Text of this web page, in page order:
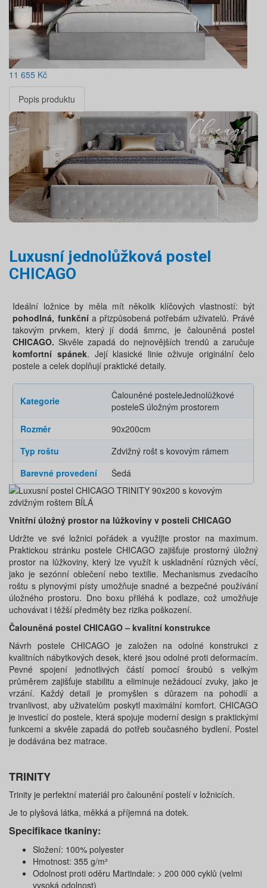
11 655 Kč
Popis produktu
Luxusní jednolůžková postel
CHICAGO
Ideální ložnice by měla mít několik klíčových vlastností: být
pohodlná, funkční a přizpůsobená potřebám uživatelů. Právě
takovým prvkem, který jí dodá šmrnc, je čalouněná postel
CHICAGO. Skvěle zapadá do nejnovějších trendů a zaručuje
komfortní spánek. Její klasické linie oživuje originální čelo
postele a celek doplňují praktické detaily.
Kategorie Čalouněné posteleJednolůžkové
posteleS úložným prostorem
Rozměr
90x200cm
Typ roštu
Zdvižný rošt s kovovým rámem
Barevné provedení
Šedá
Vnitřní úložný prostor na lůžkoviny v posteli CHICAGO
Udržte ve své ložnici pořádek a využijte prostor na maximum.
Praktickou stránku postele CHICAGO zajišťuje prostorný úložný
prostor na lůžkoviny, který lze využít k uskladnění různých věcí,
jako je sezónní oblečení nebo textilie. Mechanismus zvedacího
roštu s plynovými písty umožňuje snadné a bezpečné používání
úložného prostoru. Dno boxu přiléhá k podlaze, což umožňuje
uchovávat i těžší předměty bez rizika poškození.
Čalouněná postel CHICAGO – kvalitní konstrukce
Návrh postele CHICAGO je založen na odolné konstrukci z
kvalitních nábytkových desek, které jsou odolné proti deformacím.
Pevné spojení jednotlivých částí pomocí šroubů s velkým
průměrem zajišťuje stabilitu a eliminuje nežádoucí zvuky, jako je
vrzání. Každý detail je promyšlen s důrazem na pohodlí a
trvanlivost, aby uživatelům poskytl maximální komfort. CHICAGO
je investicí do postele, která spojuje moderní design s praktickými
funkcemi a skvěle zapadá do potřeb současného bydlení. Postel
je dodávána bez matrace.
TRINITY
Trinity je perfektní materiál pro čalounění postelí v ložnicích.
Je to plyšová látka, měkká a příjemná na dotek.
Specifikace tkaniny:
Složení: 100% polyester
Hmotnost: 355 g/m²
Odolnost proti oděru Martindale: > 200 000 cyklů (velmi
vysoká odolnost)